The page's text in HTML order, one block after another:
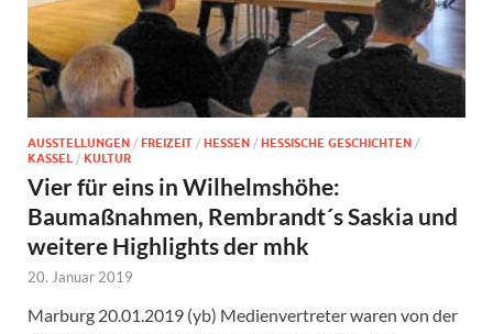
AUSSTELLUNGEN / FREIZEIT / HESSEN / HESSISCHE GESCHICHTEN /
KASSEL / KULTUR
Vier für eins in Wilhelmshöhe:
Baumaßnahmen, Rembrandt´s Saskia und
weitere Highlights der mhk
20. Januar 2019
Marburg 20.01.2019 (yb) Medienvertreter waren von der